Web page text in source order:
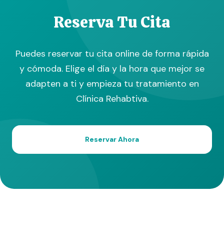
Reserva Tu Cita
Puedes reservar tu cita online de forma rápida
y cómoda. Elige el día y la hora que mejor se
adapten a ti y empieza tu tratamiento en
Clínica Rehabtiva.
Reservar Ahora